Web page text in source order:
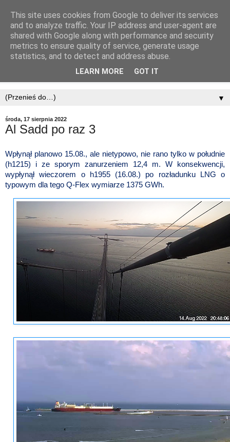
▼
środa, 17 sierpnia 2022
Al Sadd po raz 3
Wpłynął planowo 15.08., ale nietypowo, nie rano tylko w południe
(h1215) i ze sporym zanurzeniem 12,4 m. W konsekwencji,
wypłynął wieczorem o h1955 (16.08.) po rozładunku LNG o
typowym dla tego Q-Flex wymiarze 1375 GWh.
This site uses cookies from Google to deliver its services
and to analyze traffic. Your IP address and user-agent are
shared with Google along with performance and security
metrics to ensure quality of service, generate usage
statistics, and to detect and address abuse.
LEARN MORE GOT IT